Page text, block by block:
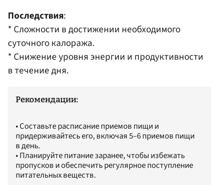
Последствия:
* Сложности в достижении необходимого
суточного калоража.​
* Снижение уровня энергии и продуктивности
в течение дня.​
Рекомендации:
• Составьте расписание приемов пищи и
придерживайтесь его, включая 5–6 приемов пищи
в день.​
• Планируйте питание заранее, чтобы избежать
пропусков и обеспечить регулярное поступление
питательных веществ.​